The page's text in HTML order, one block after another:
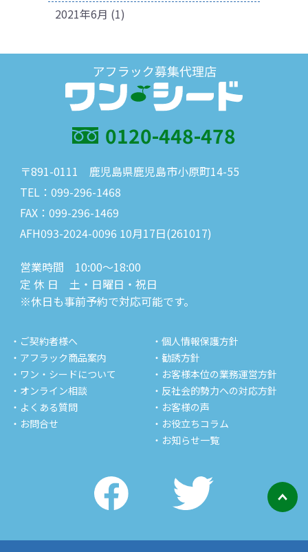
2021年6月 (1)
0120-448-478
〒891-0111 鹿児島県鹿児島市小原町14-55
TEL：099-296-1468
FAX：099-296-1469
AFH093-2024-0096 10月17日(261017)
営業時間 10:00～18:00
定 休 日 土・日曜日・祝日
※休日も事前予約で対応可能です。
・ご契約者様へ
・アフラック商品案内
・ワン・シードについて
・オンライン相談
・よくある質問
・お問合せ
・個人情報保護方針
・勧誘方針
・お客様本位の業務運営方針
・反社会的勢力への対応方針
・お客様の声
・お役立ちコラム
・お知らせ一覧